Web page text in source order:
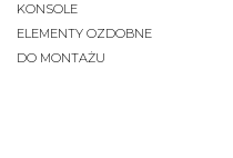
KONSOLE
ELEMENTY OZDOBNE
DO MONTAŻU